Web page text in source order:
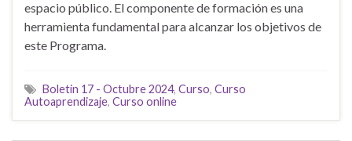
espacio público. El componente de formación es una
herramienta fundamental para alcanzar los objetivos de
este Programa.
Boletin 17 - Octubre 2024, Curso, Curso
Autoaprendizaje, Curso online